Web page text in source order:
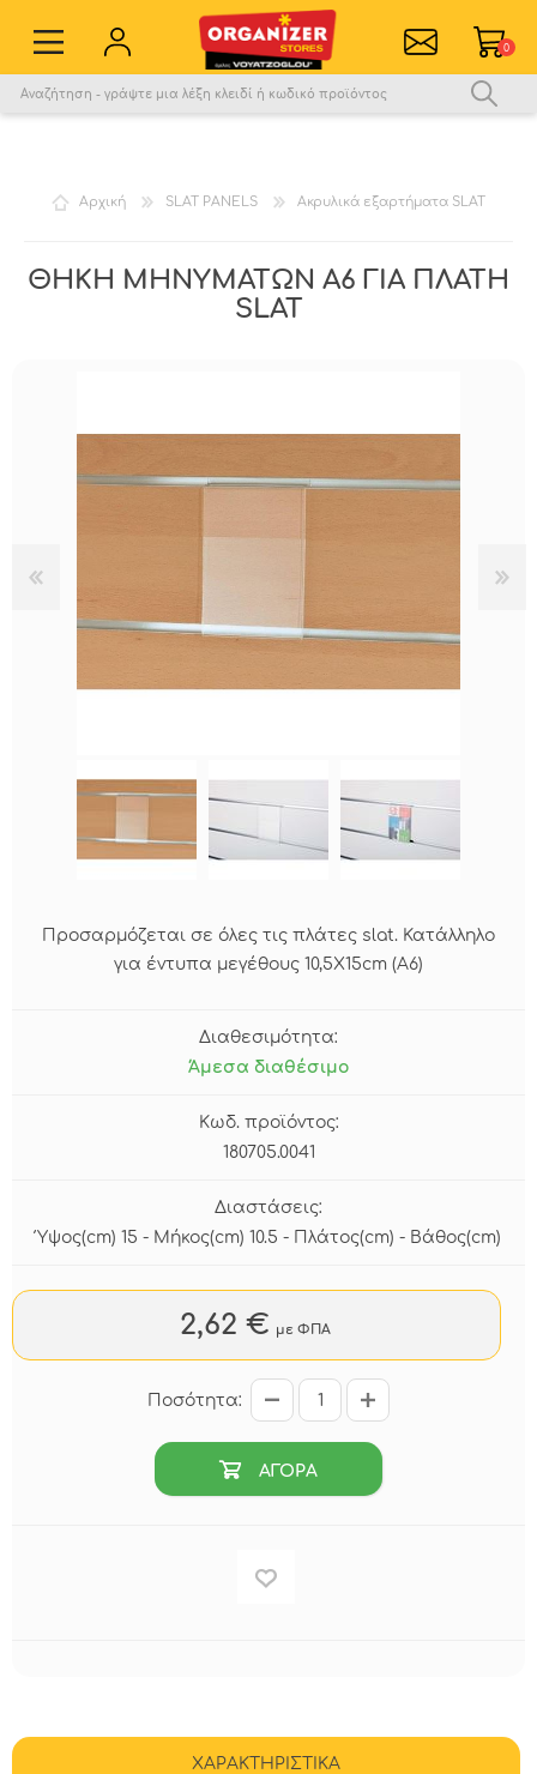
0
Αγαπημένα 0
Αρχική SLAT PANELS Ακρυλικά εξαρτήματα SLAT
ΘΗΚΗ ΜΗΝΥΜΑΤΩΝ A6 ΓΙΑ ΠΛΑΤΗ
SLAT
Προσαρμόζεται σε όλες τις πλάτες slat. Κατάλληλο
για έντυπα μεγέθους 10,5Χ15cm (A6)
Διαθεσιμότητα:
Άμεσα διαθέσιμο
Κωδ. προϊόντος:
180705.0041
Διαστάσεις:
Ύψος(cm) 15 - Μήκος(cm) 10.5 - Πλάτος(cm) - Βάθος(cm)
2,62 € με ΦΠΑ
Ποσότητα:
ΑΓΟΡΑ
ΧΑΡΑΚΤΗΡΙΣΤΙΚΑ